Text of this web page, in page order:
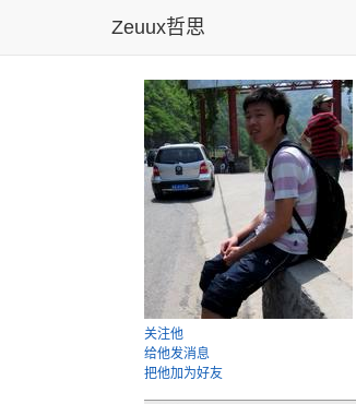
Zeuux哲思
关注他
给他发消息
把他加为好友